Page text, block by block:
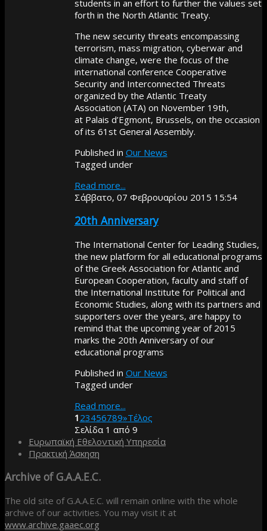
students in an effort to further the values set
forth in the North Atlantic Treaty.
The new security threats encompassing
terrorism, mass migration, cyberwar and
climate change, were the focus of the
international conference Cooperative
Security and Interconnected Threats
organized by the Atlantic Treaty
Association (ATA) on November 19th,
at Palais d’Egmont, Brussels, on the occasion
of its 61st General Assembly.
Published in Our News
Tagged under
Read more...
Σάββατο, 07 Φεβρουαρίου 2015 15:54
20th Anniversary
The International Center for Leading Studies,
the new platform for all educational programs
of the Greek Association for Atlantic and
European Cooperation, faculty and staff of
the International Institute for Political and
Economic Studies, along with its partners and
supporters over the years, are happy to
remind that the upcoming year of 2015
marks the 20th Anniversary of our
educational programs
Published in Our News
Tagged under
Read more...
1 23456789»Τέλος
Σελίδα 1 από 9
Ευρωπαϊκή Εθελοντική Υπηρεσία
Πρακτική Άσκηση
Archive of G.A.A.E.C.
The old site of G.A.A.E.C. will remain online with the whole
archive of our activities. You may visit it at
www.archive.gaaec.org